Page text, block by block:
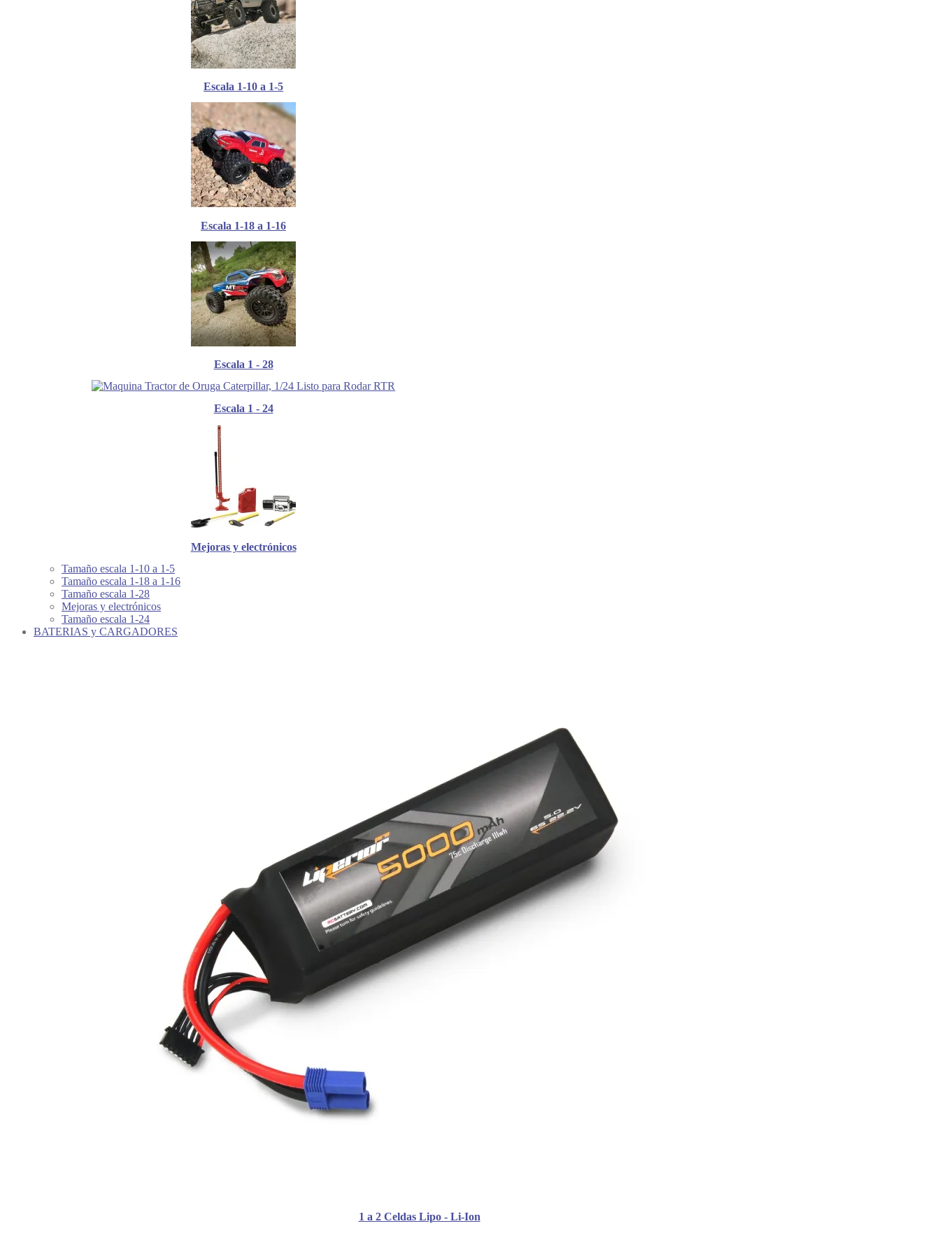
Escala 1-10 a 1-5
Escala 1-18 a 1-16
Escala 1 - 28
Escala 1 - 24
Mejoras y electrónicos
Tamaño escala 1-10 a 1-5
Tamaño escala 1-18 a 1-16
Tamaño escala 1-28
Mejoras y electrónicos
Tamaño escala 1-24
BATERIAS y CARGADORES
1 a 2 Celdas Lipo - Li-Ion